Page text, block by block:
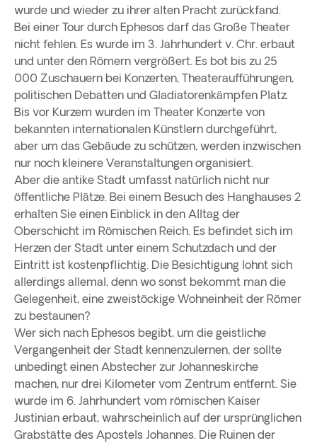
wurde und wieder zu ihrer alten Pracht zurückfand.
Bei einer Tour durch Ephesos darf das Große Theater
nicht fehlen. Es wurde im 3. Jahrhundert v. Chr. erbaut
und unter den Römern vergrößert. Es bot bis zu 25
000 Zuschauern bei Konzerten, Theateraufführungen,
politischen Debatten und Gladiatorenkämpfen Platz.
Bis vor Kurzem wurden im Theater Konzerte von
bekannten internationalen Künstlern durchgeführt,
aber um das Gebäude zu schützen, werden inzwischen
nur noch kleinere Veranstaltungen organisiert.
Aber die antike Stadt umfasst natürlich nicht nur
öffentliche Plätze. Bei einem Besuch des Hanghauses 2
erhalten Sie einen Einblick in den Alltag der
Oberschicht im Römischen Reich. Es befindet sich im
Herzen der Stadt unter einem Schutzdach und der
Eintritt ist kostenpflichtig. Die Besichtigung lohnt sich
allerdings allemal, denn wo sonst bekommt man die
Gelegenheit, eine zweistöckige Wohneinheit der Römer
zu bestaunen?
Wer sich nach Ephesos begibt, um die geistliche
Vergangenheit der Stadt kennenzulernen, der sollte
unbedingt einen Abstecher zur Johanneskirche
machen, nur drei Kilometer vom Zentrum entfernt. Sie
wurde im 6. Jahrhundert vom römischen Kaiser
Justinian erbaut, wahrscheinlich auf der ursprünglichen
Grabstätte des Apostels Johannes. Die Ruinen der